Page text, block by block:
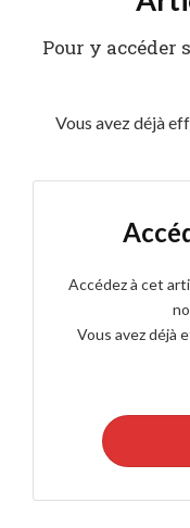
Pour y accéder
Vous avez déjà
Accédez à cet
Vous avez déjà